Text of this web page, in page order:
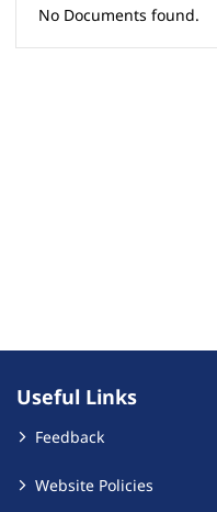
No Documents found.
Useful Links
Feedback
Website Policies